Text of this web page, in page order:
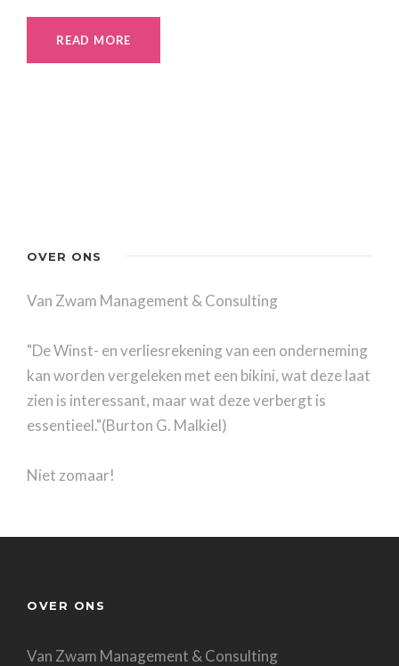
READ MORE
OVER ONS
Van Zwam Management & Consulting
"De Winst- en verliesrekening van een onderneming
kan worden vergeleken met een bikini, wat deze laat
zien is interessant, maar wat deze verbergt is
essentieel."(Burton G. Malkiel)
Niet zomaar!
OVER ONS
Van Zwam Management & Consulting